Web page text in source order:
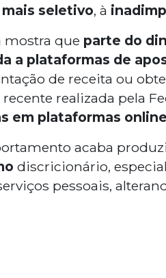
seletivo, à
mostra que parte do
a plataformas de
de receita ou
realizada pela
em plataformas online
acaba
discricionário,
pessoais,